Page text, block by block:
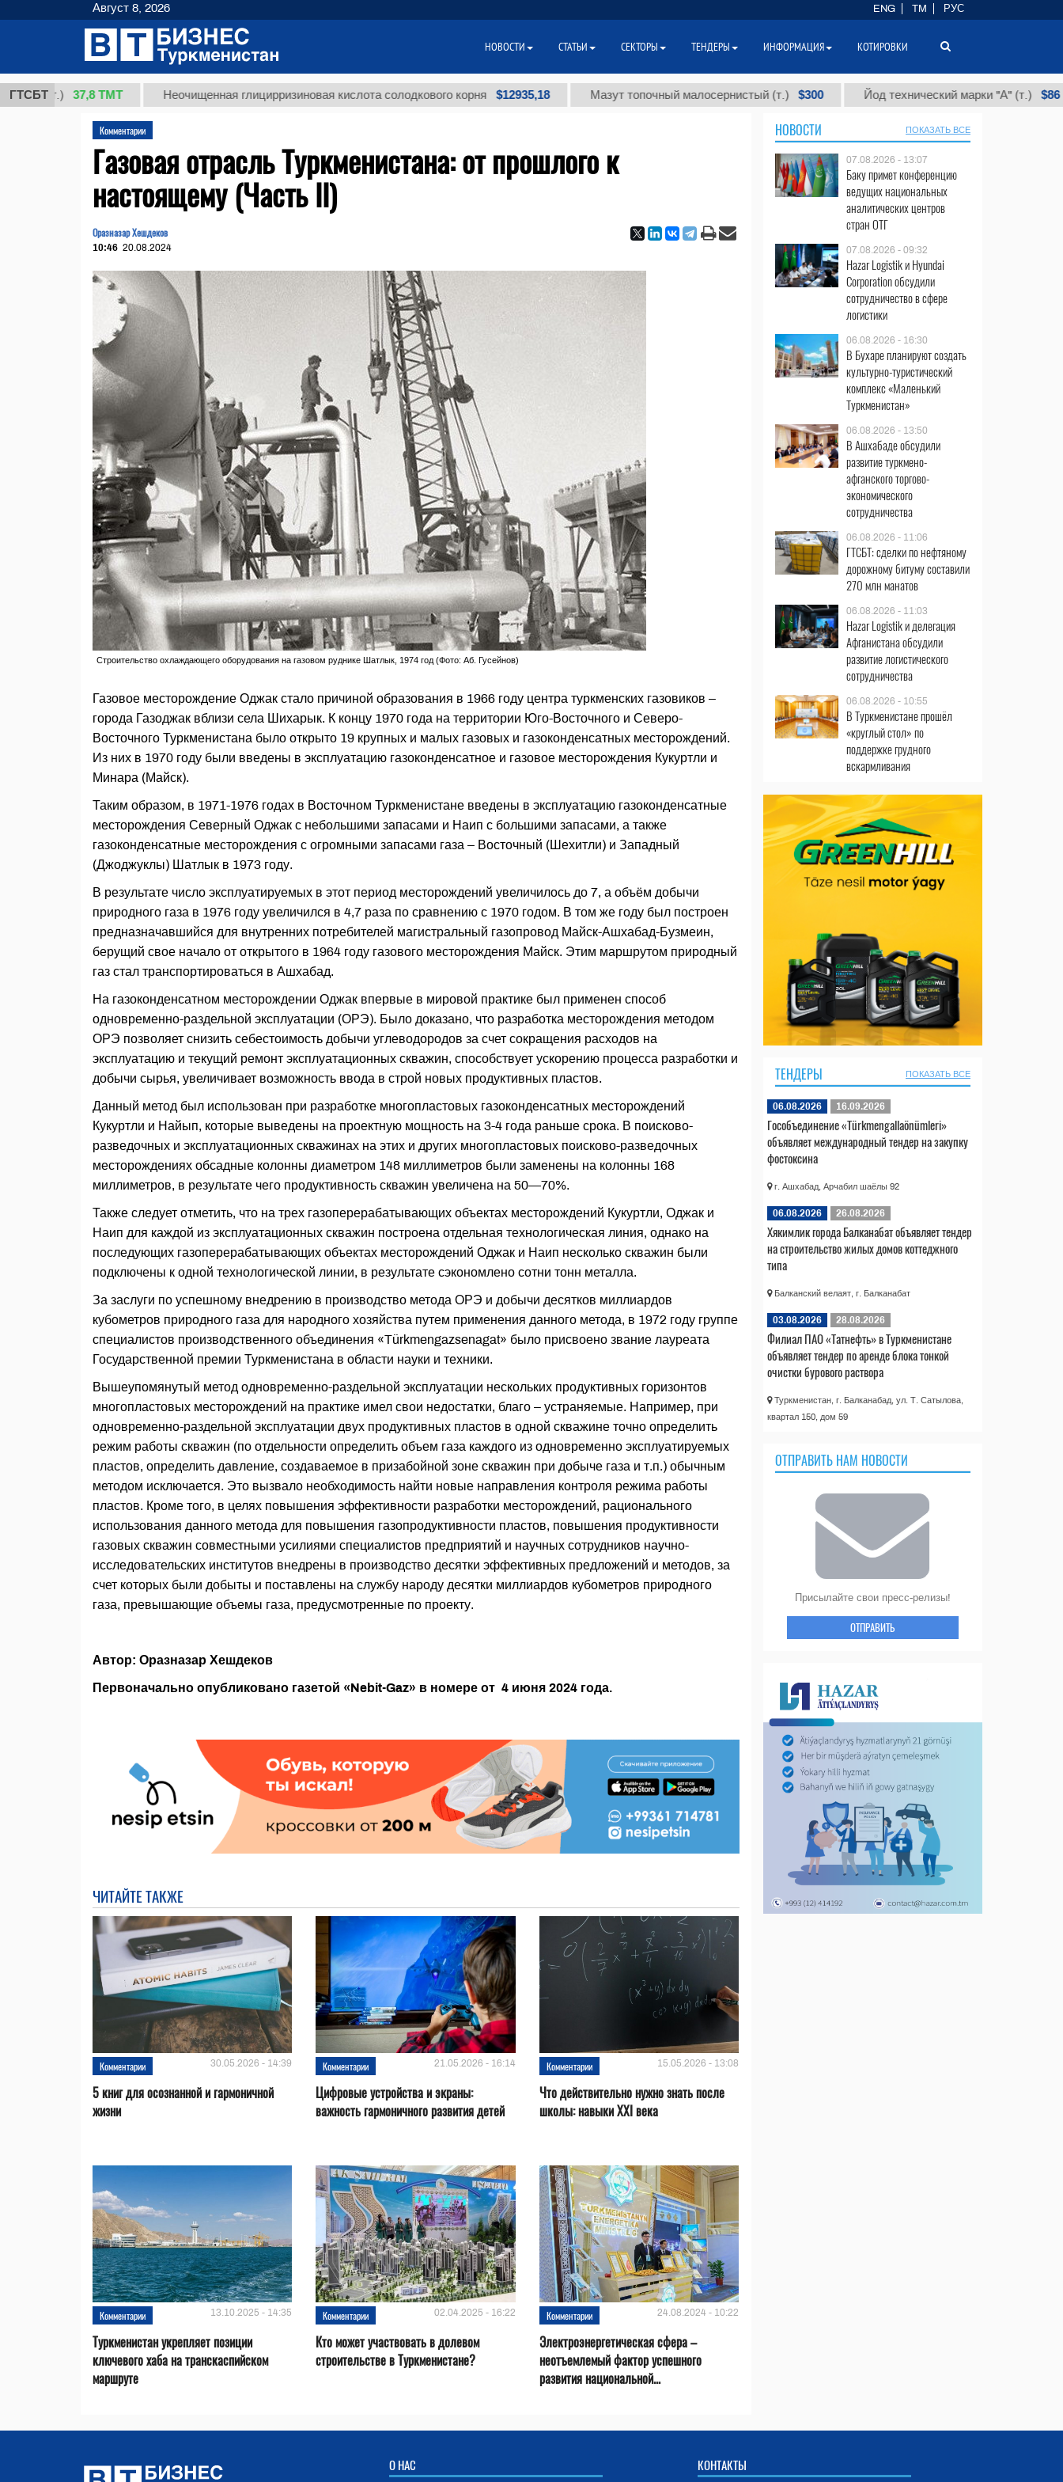
ГТСБТ
37,8 ТМТ Неочищенная глицирризиновая кислота солодкового корня $12935,18 Мазут топочный малосернистый (т.) $300 Йод технический марки "А" (т.) $86 000
Комментарии
Газовая отрасль Туркменистана: от прошлого к
настоящему (Часть II)
Оразназар Хешдеков
10:46 20.08.2024
Строительство охлаждающего оборудования на газовом руднике Шатлык, 1974 год (Фото: Аб. Гусейнов)
Газовое месторождение Оджак стало причиной образования в 1966 году центра туркменских газовиков –
города Газоджак вблизи села Шихарык. К концу 1970 года на территории Юго-Восточного и Северо-
Восточного Туркменистана было открыто 19 крупных и малых газовых и газоконденсатных месторождений.
Из них в 1970 году были введены в эксплуатацию газоконденсатное и газовое месторождения Кукуртли и
Минара (Майск).
Таким образом, в 1971-1976 годах в Восточном Туркменистане введены в эксплуатацию газоконденсатные
месторождения Северный Оджак с небольшими запасами и Наип с большими запасами, а также
газоконденсатные месторождения с огромными запасами газа – Восточный (Шехитли) и Западный
(Джоджуклы) Шатлык в 1973 году.
В результате число эксплуатируемых в этот период месторождений увеличилось до 7, а объём добычи
природного газа в 1976 году увеличился в 4,7 раза по сравнению с 1970 годом. В том же году был построен
предназначавшийся для внутренних потребителей магистральный газопровод Майск-Ашхабад-Бузмеин,
берущий свое начало от открытого в 1964 году газового месторождения Майск. Этим маршрутом природный
газ стал транспортироваться в Ашхабад.
На газоконденсатном месторождении Оджак впервые в мировой практике был применен способ
одновременно-раздельной эксплуатации (ОРЭ). Было доказано, что разработка месторождения методом
ОРЭ позволяет снизить себестоимость добычи углеводородов за счет сокращения расходов на
эксплуатацию и текущий ремонт эксплуатационных скважин, способствует ускорению процесса разработки и
добычи сырья, увеличивает возможность ввода в строй новых продуктивных пластов.
Данный метод был использован при разработке многопластовых газоконденсатных месторождений
Кукуртли и Найып, которые выведены на проектную мощность на 3-4 года раньше срока. В поисково-
разведочных и эксплуатационных скважинах на этих и других многопластовых поисково-разведочных
месторождениях обсадные колонны диаметром 148 миллиметров были заменены на колонны 168
миллиметров, в результате чего продуктивность скважин увеличена на 50—70%.
Также следует отметить, что на трех газоперерабатывающих объектах месторождений Кукуртли, Оджак и
Наип для каждой из эксплуатационных скважин построена отдельная технологическая линия, однако на
последующих газоперерабатывающих объектах месторождений Оджак и Наип несколько скважин были
подключены к одной технологической линии, в результате сэкономлено сотни тонн металла.
За заслуги по успешному внедрению в производство метода ОРЭ и добычи десятков миллиардов
кубометров природного газа для народного хозяйства путем применения данного метода, в 1972 году группе
специалистов производственного объединения «Türkmengazsenagat» было присвоено звание лауреата
Государственной премии Туркменистана в области науки и техники.
Вышеупомянутый метод одновременно-раздельной эксплуатации нескольких продуктивных горизонтов
многопластовых месторождений на практике имел свои недостатки, благо – устраняемые. Например, при
одновременно-раздельной эксплуатации двух продуктивных пластов в одной скважине точно определить
режим работы скважин (по отдельности определить объем газа каждого из одновременно эксплуатируемых
пластов, определить давление, создаваемое в призабойной зоне скважин при добыче газа и т.п.) обычным
методом исключается. Это вызвало необходимость найти новые направления контроля режима работы
пластов. Кроме того, в целях повышения эффективности разработки месторождений, рационального
использования данного метода для повышения газопродуктивности пластов, повышения продуктивности
газовых скважин совместными усилиями специалистов предприятий и научных сотрудников научно-
исследовательских институтов внедрены в производство десятки эффективных предложений и методов, за
счет которых были добыты и поставлены на службу народу десятки миллиардов кубометров природного
газа, превышающие объемы газа, предусмотренные по проекту.
Автор: Оразназар Хешдеков
Первоначально опубликовано газетой «Nebit-Gaz» в номере от 4 июня 2024 года.
ЧИТАЙТЕ ТАКЖЕ
Комментарии 30.05.2026 - 14:39
5 книг для осознанной и гармоничной
жизни
Комментарии 21.05.2026 - 16:14
Цифровые устройства и эĸраны:
важность гармоничного развития детей
Комментарии 15.05.2026 - 13:08
Что действительно нужно знать после
школы: навыки XXI века
Комментарии 13.10.2025 - 14:35
Туркменистан укрепляет позиции
ключевого хаба на транскаспийском
маршруте
Комментарии 02.04.2025 - 16:22
Кто может участвовать в долевом
строительстве в Туркменистане?
Комментарии 24.08.2024 - 10:22
Электроэнергетическая сфера –
неотъемлемый фактор успешного
развития национальной...
НОВОСТИ ПОКАЗАТЬ ВСЕ
07.08.2026 - 13:07
Баку примет конференцию
ведущих национальных
аналитических центров
стран ОТГ
07.08.2026 - 09:32
Hazar Logistik и Hyundai
Corporation обсудили
сотрудничество в сфере
логистики
06.08.2026 - 16:30
В Бухаре планируют создать
культурно-туристический
комплекс «Маленький
Туркменистан»
06.08.2026 - 13:50
В Ашхабаде обсудили
развитие туркмено-
афганского торгово-
экономического
сотрудничества
06.08.2026 - 11:06
ГТСБТ: сделки по нефтяному
дорожному битуму составили
270 млн манатов
06.08.2026 - 11:03
Hazar Logistik и делегация
Афганистана обсудили
развитие логистического
сотрудничества
06.08.2026 - 10:55
В Туркменистане прошёл
«круглый стол» по
поддержке грудного
вскармливания
ТЕНДЕРЫ ПОКАЗАТЬ ВСЕ
06.08.2026 16.09.2026
Гособъединение «Türkmengallaönümleri»
объявляет международный тендер на закупку
фостоксина
г. Ашхабад, Арчабил шаёлы 92
06.08.2026 26.08.2026
Хякимлик города Балканабат объявляет тендер
на строительство жилых домов коттеджного
типа
Балканский велаят, г. Балканабат
03.08.2026 28.08.2026
Филиал ПАО «Татнефть» в Туркменистане
объявляет тендер по аренде блока тонкой
очистки бурового раствора
Туркменистан, г. Балканабад, ул. Т. Сатылова,
квартал 150, дом 59
ОТПРАВИТЬ НАМ НОВОСТИ
Присылайте свои пресс-релизы!
ОТПРАВИТЬ
О НАС КОНТАКТЫ
Август 8, 2026 ENG TM РУС
НОВОСТИ СТАТЬИ СЕКТОРЫ ТЕНДЕРЫ ИНФОРМАЦИЯ КОТИРОВКИ